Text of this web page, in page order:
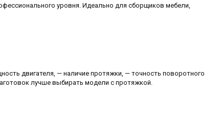
уровня. Идеально для сборщиков мебели,
двигателя, — наличие протяжки, — точность поворотного
лучше выбирать модели с протяжкой.